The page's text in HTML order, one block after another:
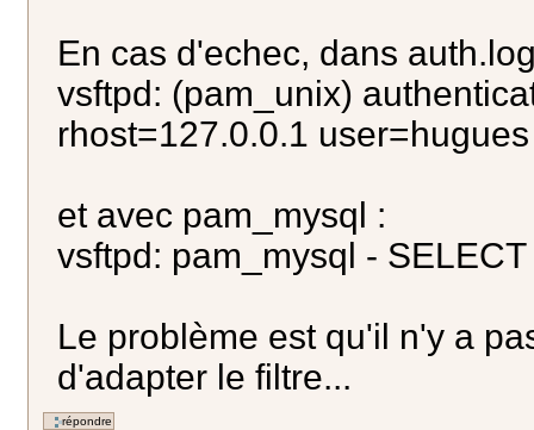
En cas d'echec, dans
vsftpd: (pam_unix)
rhost=127.0.0.1 user=hugues
et avec pam_mysql :
vsftpd: pam_mysql -
Le problème est qu'il n'y a
d'adapter le filtre...